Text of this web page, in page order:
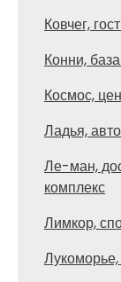
Ковчег,
Конни,
Космос,
Ладья,
Ле-ман,
комплекс
Лимкор,